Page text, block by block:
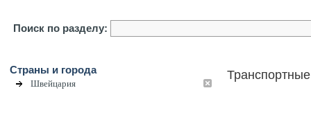
Поиск по разделу:
Страны и города
Швейцария